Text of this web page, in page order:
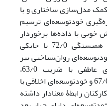
کمک مدل‌سازی ساختاری و با
8/8 مدل اندازه‌گیری خودتوسعه‌ای ترسیم
با داده‌ها برخوردار
است. خودتوسعه‌ای با ضریب همبستگی 72/0 با چابکی
روان‌شناختی نیز
با ضریب 72/0، خودتوسعه‌ای عاطفی با ضریب 63/0،
خودتوسعه‌ای رفتاری با ضریب 67/0 و خودتوسعه‌ای اخلاقی با
کارکنان رابطۀ معنادار داشته